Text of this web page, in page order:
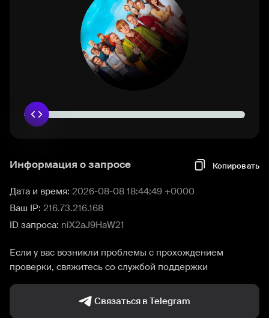
Информация о запросе Копировать
Дата и время: 2026-08-08 18:44:49 +0000
Ваш IP: 216.73.216.168
ID запроса: niX2aJ9HaW21
Если у вас возникли проблемы с прохождением
проверки, свяжитесь со службой поддержки
Связаться в Telegram